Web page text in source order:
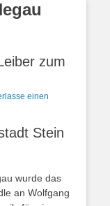
zum
einen
Stein
wurde das
an Wolfgang